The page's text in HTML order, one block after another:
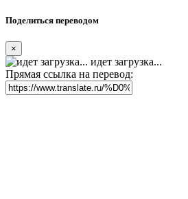
Поделиться переводом
×
идет загрузка...
Прямая ссылка на перевод: